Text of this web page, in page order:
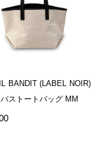
BANDIT (LABEL NOIR)
ストートバッグ MM